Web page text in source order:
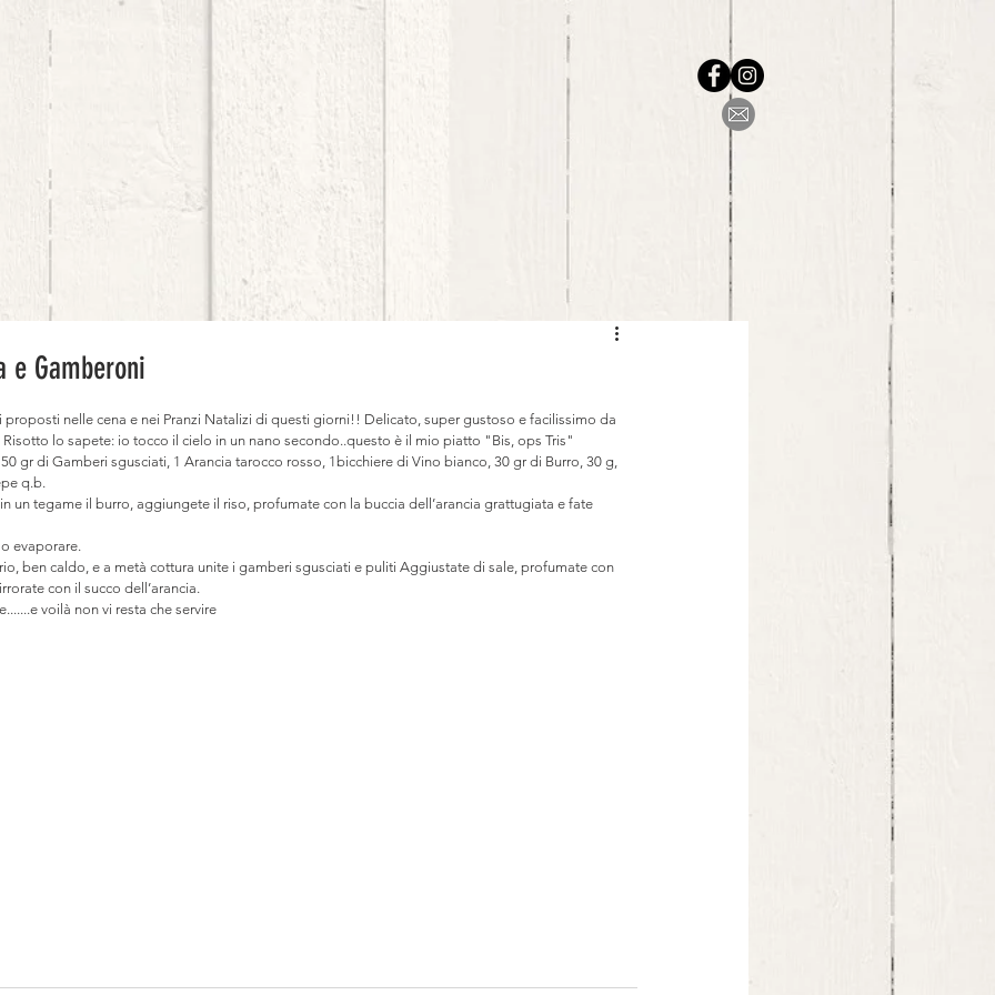
Gamberoni
nelle cena e nei Pranzi Natalizi di questi giorni!! Delicato, super gustoso e facilissimo da
lo sapete: io tocco il cielo in un nano secondo..questo è il mio piatto "Bis, ops Tris"
gr di Gamberi sgusciati, 1 Arancia tarocco rosso, 1bicchiere di Vino bianco, 30 gr di Burro, 30 g,
q.b.
un tegame il burro, aggiungete il riso, profumate con la buccia dell’arancia grattugiata e fate
evaporare.
ben caldo, e a metà cottura unite i gamberi sgusciati e puliti Aggiustate di sale, profumate con
con il succo dell’arancia.
voilà non vi resta che servire